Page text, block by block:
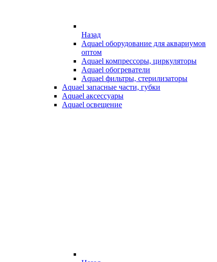
Назад
Aquael оборудование для аквариумов
оптом
Aquael компрессоры, циркуляторы
Aquael обогреватели
Aquael фильтры, стерилизаторы
Aquael запасные части, губки
Aquael аксессуары
Aquael освещение